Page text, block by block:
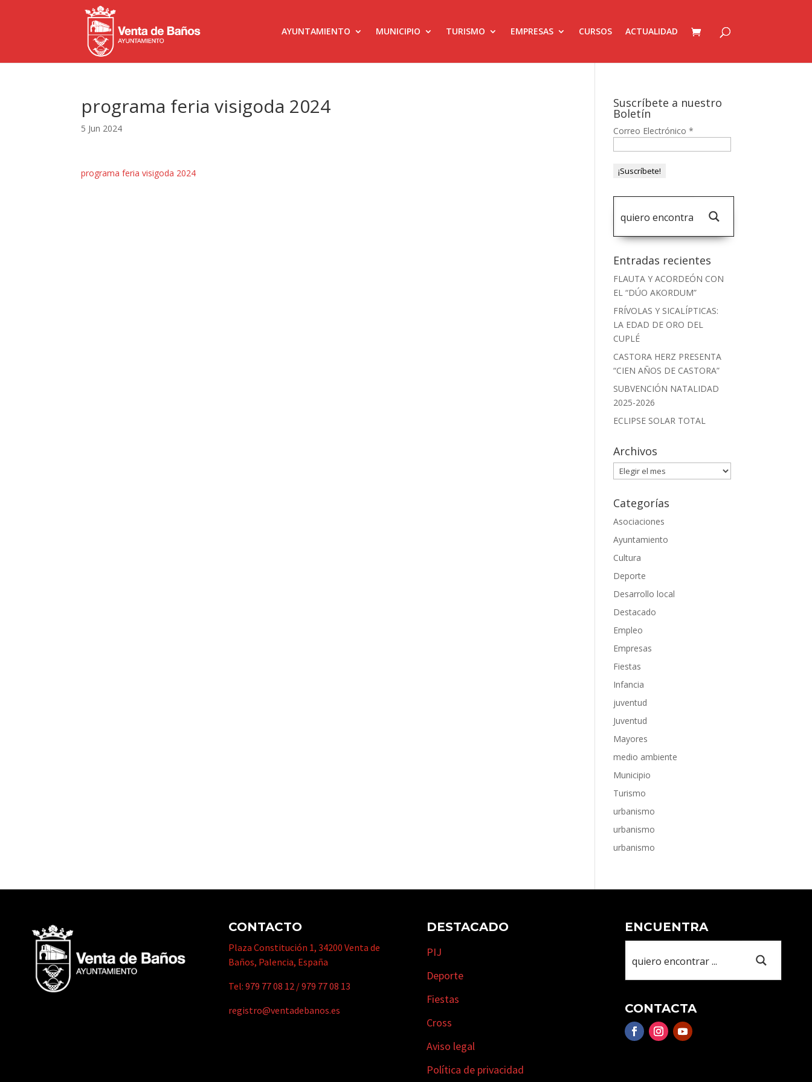
AYUNTAMIENTO MUNICIPIO TURISMO EMPRESAS CURSOS ACTUALIDAD
programa feria visigoda 2024
5 Jun 2024
programa feria visigoda 2024
Suscríbete a nuestro
Boletín
Correo Electrónico*
Entradas recientes
FLAUTA Y ACORDEÓN CON
EL “DÚO AKORDUM”
FRÍVOLAS Y SICALÍPTICAS:
LA EDAD DE ORO DEL
CUPLÉ
CASTORA HERZ PRESENTA
“CIEN AÑOS DE CASTORA”
SUBVENCIÓN NATALIDAD
2025-2026
ECLIPSE SOLAR TOTAL
Archivos
Archivos
Categorías
Asociaciones
Ayuntamiento
Cultura
Deporte
Desarrollo local
Destacado
Empleo
Empresas
Fiestas
Infancia
juventud
Juventud
Mayores
medio ambiente
Municipio
Turismo
urbanismo
urbanismo
urbanismo
CONTACTO
Plaza Constitución 1, 34200 Venta de
Baños, Palencia, España
Tel:979 77 08 12 /979 77 08 13
registro@ventadebanos.es
DESTACADO
PIJ
Deporte
Fiestas
Cross
Aviso legal
Política de privacidad
ENCUENTRA
CONTACTA